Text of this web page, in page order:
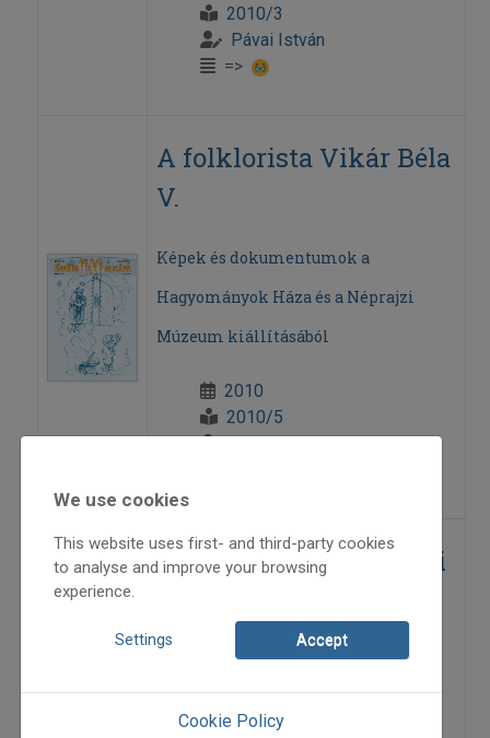
2010/3
Pávai István
=>
A folklorista Vikár Béla
V.
Képek és dokumentumok a
Hagyományok Háza és a Néprajzi
Múzeum kiállításából
2010
2010/5
Az erdélyi magyar népi
2013
Pávai István
We use cookies
This website uses first- and third-party cookies
to analyse and improve your browsing
experience.
Settings Accept
Cookie Policy